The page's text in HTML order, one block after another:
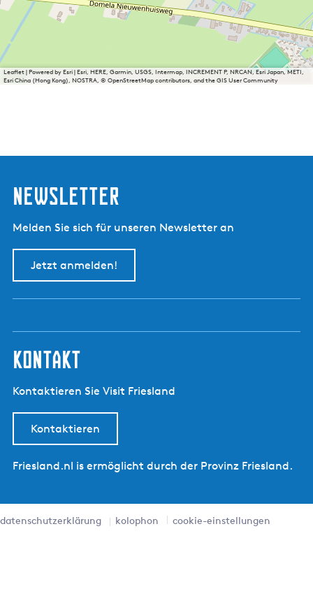
Leaflet|Powered by Esri | Esri, HERE, Garmin, USGS, Intermap, INCREMENT P, NRCAN, Esri Japan, METI,
Esri China (Hong Kong), NOSTRA, © OpenStreetMap contributors, and the GIS User Community
Newsletter
Melden Sie sich für unseren Newsletter an
Jetzt anmelden!
kontakt
Kontaktieren Sie Visit Friesland
Kontaktieren
Friesland.nl is ermöglicht durch der Provinz Friesland.
datenschutzerklärung kolophon cookie-einstellungen